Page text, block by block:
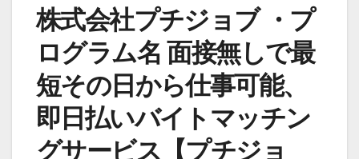
株式会社プチジョブ ・プ
ログラム名 面接無しで最
短その日から仕事可能、
即日払いバイトマッチン
グサービス【プチジョ